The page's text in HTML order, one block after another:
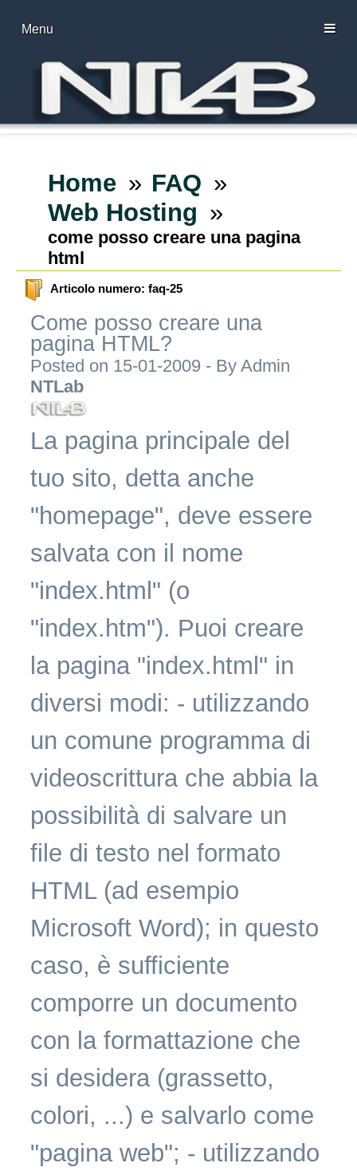
Menu
Home
FAQ
Web Hosting
come posso creare una pagina
html
Articolo numero: faq-25
Come posso creare una
pagina HTML?
Posted on 15-01-2009 - ByAdmin
NTLab
La pagina principale del
tuo sito, detta anche
"homepage", deve essere
salvata con il nome
"index.html" (o
"index.htm"). Puoi creare
la pagina "index.html" in
diversi modi: - utilizzando
un comune programma di
videoscrittura che abbia la
possibilità di salvare un
file di testo nel formato
HTML (ad esempio
Microsoft Word); in questo
caso, è sufficiente
comporre un documento
con la formattazione che
si desidera (grassetto,
colori, ...) e salvarlo come
"pagina web"; - utilizzando